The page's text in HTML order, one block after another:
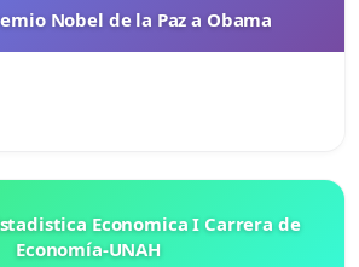
Nobel de la Paz a Obama
Economica I Carrera de
Economía-UNAH